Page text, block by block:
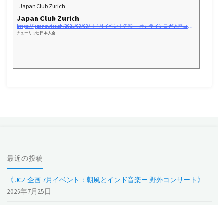
Japan Club Zurich
Japan Club Zurich
https://japanswiss.ch/2021/03/03/《-4月イベント告知-～オンラインヨガ入門コース
チューリッヒ日本人会
最近の投稿
《 JCZ 企画 7月イベント：朝風とインド音楽ー 野外コンサート》
2026年7月25日